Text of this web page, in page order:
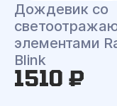
Дождевик со
элементами
Blink
1510 ₽